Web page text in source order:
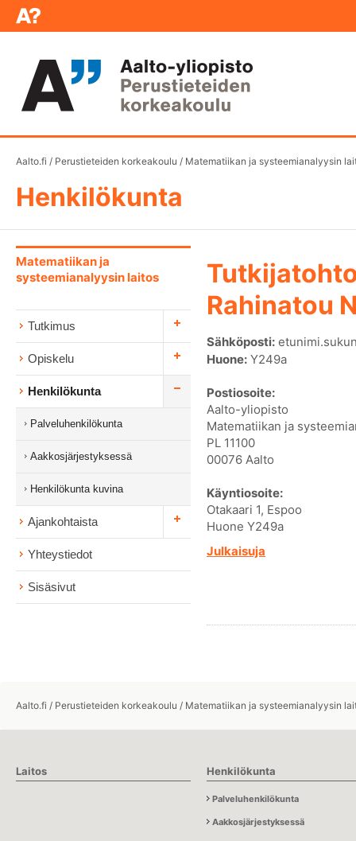
Aalto.fi / Perustieteiden korkeakoulu / Matematiikan ja systeemianalyysin
Henkilökunta
Matematiikan ja
systeemianalyysin laitos
Tutkimus
Opiskelu
Henkilökunta
Palveluhenkilökunta
Aakkosjärjestyksessä
Henkilökunta kuvina
Ajankohtaista
Yhteystiedot
Sisäsivut
Rahinatou
Sähköposti:
Huone: Y249a
Postiosoite:
Aalto-yliopisto
Matematiikan ja
PL 11100
00076 Aalto
Käyntiosoite:
Otakaari 1, Espoo
Huone Y249a
Julkaisuja
Aalto.fi / Perustieteiden korkeakoulu / Matematiikan ja systeemianalyysin
Laitos Henkilökunta
Palveluhenkilökunta
Aakkosjärjestyksessä